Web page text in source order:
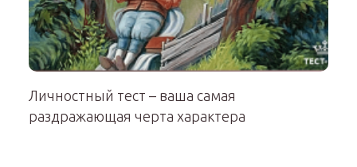
Личностный тест – ваша самая
раздражающая черта характера